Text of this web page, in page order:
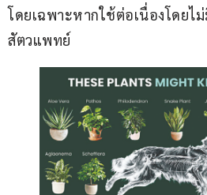
โดยเฉพาะหากใช้ต่อเนื่องโดยไ
สัตวแพทย์